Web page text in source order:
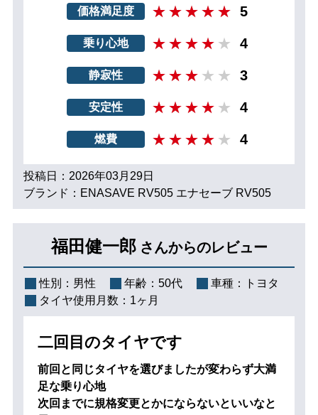
価格満足度 5
乗り心地 4
静寂性 3
安定性 4
燃費 4
投稿日：2026年03月29日
ブランド：ENASAVE RV505 エナセーブ RV505
福田健一郎 さんからのレビュー
性別： 男性 年齢： 50代 車種：
トヨタ
タイヤ使用月数： 1ヶ月
二回目のタイヤです
前回と同じタイヤを選びましたが変わらず大満
足な乗り心地
次回までに規格変更とかにならないといいなと